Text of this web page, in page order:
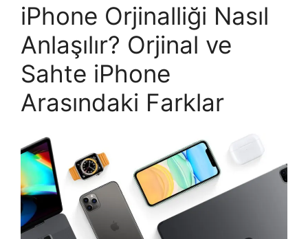
t
t
p
:
/
w
w
.
t
o
p
iPhone Orjinalliği Nasıl
Anlaşılır? Orjinal ve
Sahte iPhone
Arasındaki Farklar